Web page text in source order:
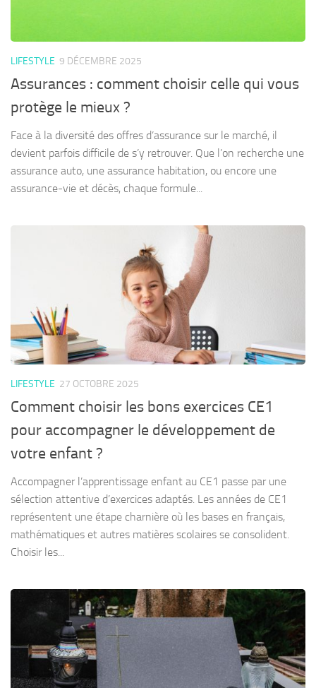
LIFESTYLE 9 DÉCEMBRE 2025
Assurances : comment choisir celle qui vous
protège le mieux ?
Face à la diversité des offres d’assurance sur le marché, il
devient parfois difficile de s’y retrouver. Que l’on recherche une
assurance auto, une assurance habitation, ou encore une
assurance-vie et décès, chaque formule...
LIFESTYLE 27 OCTOBRE 2025
Comment choisir les bons exercices CE1
pour accompagner le développement de
votre enfant ?
Accompagner l’apprentissage enfant au CE1 passe par une
sélection attentive d’exercices adaptés. Les années de CE1
représentent une étape charnière où les bases en français,
mathématiques et autres matières scolaires se consolident.
Choisir les...